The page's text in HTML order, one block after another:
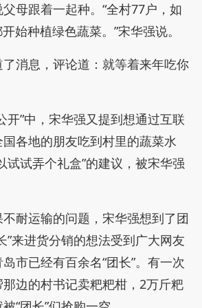
母跟着一起种。“全村77户，如
始种植绿色蔬菜。”宋华强说。
消息，评论道：就等着来年吃你
开”中，宋华强又提到想通过互联
各地的朋友吃到村里的蔬菜水
试试弄个礼盒”的建议，被宋华强
耐运输的问题，宋华强想到了团
”来进货分销的想法受到广大网友
市已经有百余名“团长”。有一次
边的村书记卖粑粑柑，2万斤粑